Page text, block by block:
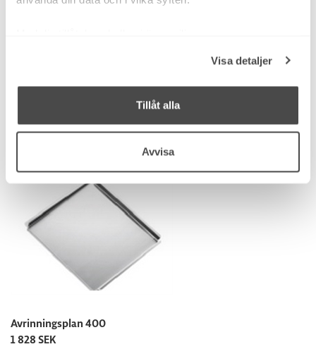
som kan ha en noggrannhet på upp till flera meter
Identifiera din enhet genom att aktivt skanna den
för specifika kännetecken (fingeravtryck)
Ta reda på mer om hur dina personliga uppgifter
Du kan ändra eller dra tillbaka ditt samtycke när som
helst från cookie-förklaringen.
Vi använder cookies för att analysera vår trafik och lära
oss mer om hur vår hemsida används för att göra vår
hemsida bättre i framtiden.
Visa detaljer
Tillåt alla
Avvisa
Avrinningsplan 340
Avrinningsplan 400
1 828 SEK